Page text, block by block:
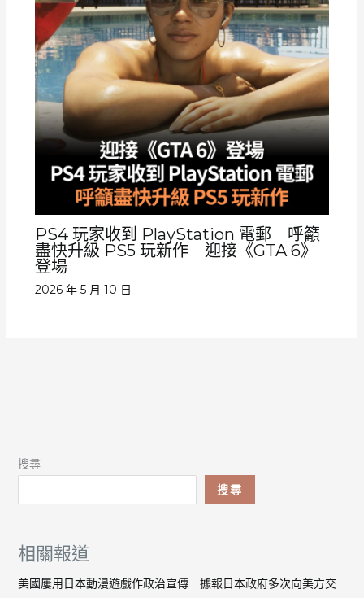
PS4 玩家收到 PlayStation 電郵 呼籲
盡快升級 PS5 玩新作 迎接《GTA 6》
登場
2026 年 5 月 10 日
搜尋
搜尋
相關報道
美國屢用日本動漫遊戲作政治宣傳 據報日本政府多次向美方交